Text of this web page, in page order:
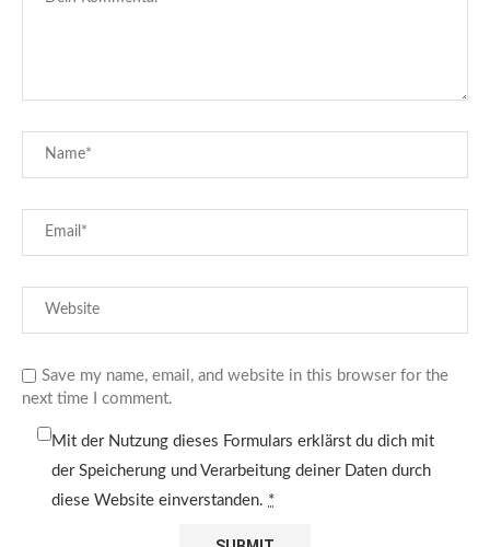
Save my name, email, and website in this browser for the
next time I comment.
Mit der Nutzung dieses Formulars erklärst du dich mit
der Speicherung und Verarbeitung deiner Daten durch
diese Website einverstanden. *